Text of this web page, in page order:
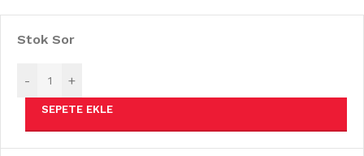
Stok Sor
- +
SEPETE EKLE